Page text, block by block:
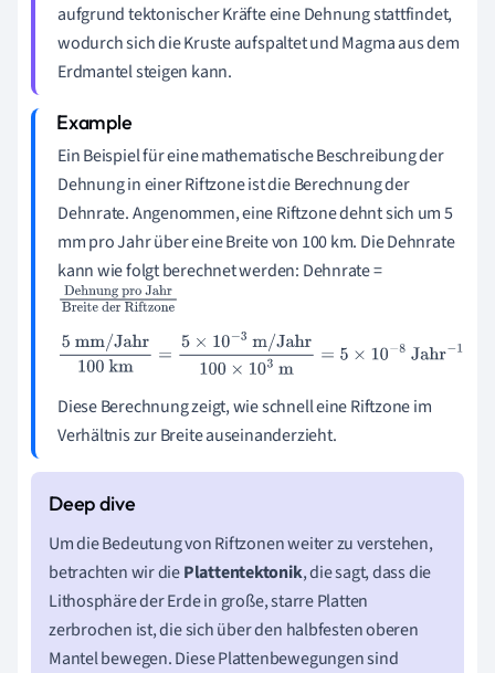
aufgrund tektonischer Kräfte eine Dehnung stattfindet,
wodurch sich die Kruste aufspaltet und Magma aus dem
Erdmantel steigen kann.
Ein Beispiel für eine mathematische Beschreibung der
Dehnung in einer Riftzone ist die Berechnung der
Dehnrate. Angenommen, eine Riftzone dehnt sich um 5
mm pro Jahr über eine Breite von 100 km. Die Dehnrate
kann wie folgt berechnet werden: Dehnrate =
Dehnung pro
Jahr
Breite der
Riftzone
5mm/Jahr100km=5 ×10 3 m/Jahr100× 103 m=5× 10−8Ja
hr−1
Diese Berechnung zeigt, wie schnell eine Riftzone im
Verhältnis zur Breite auseinanderzieht.
Um die Bedeutung von Riftzonen weiter zu verstehen,
betrachten wir diePlattentektonik, die sagt, dass die
Lithosphäre der Erde in große, starre Platten
zerbrochen ist, die sich über den halbfesten oberen
Mantel bewegen. Diese Plattenbewegungen sind